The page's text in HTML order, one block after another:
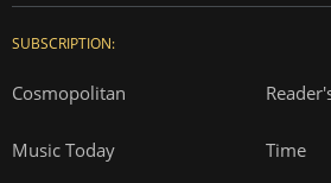
SUBSCRIPTION:
Cosmopolitan
Music Today Time